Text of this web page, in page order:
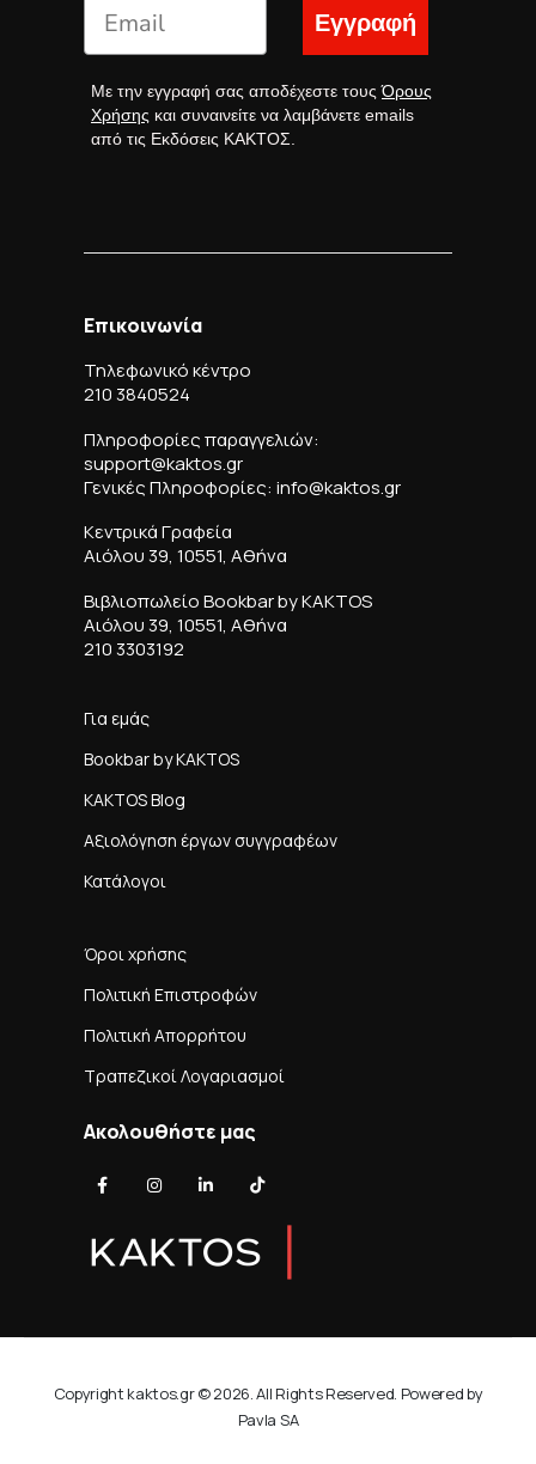
Εγγραφή
Με την εγγραφή σας αποδέχεστε τουςΌρους
Χρήσης και συναινείτε να λαμβάνετε emails
από τις Εκδόσεις ΚΑΚΤΟΣ.
Επικοινωνία
Τηλεφωνικό κέντρο
210 3840524
Πληροφορίες παραγγελιών:
support@kaktos.gr
Γενικές Πληροφορίες: info@kaktos.gr
Κεντρικά Γραφεία
Αιόλου 39, 10551, Αθήνα
Βιβλιοπωλείο Bookbar by KAKTOS
Αιόλου 39, 10551, Αθήνα
210 3303192
Για εμάς
Bookbar by KAKTOS
KAKTOS Blog
Αξιολόγηση έργων συγγραφέων
Κατάλογοι
Όροι χρήσης
Πολιτική Επιστροφών
Πολιτική Απορρήτου
Τραπεζικοί Λογαριασμοί
Ακολουθήστε μας
Copyright kaktos.gr © 2026. All Rights Reserved. Powered by
Pavla SA